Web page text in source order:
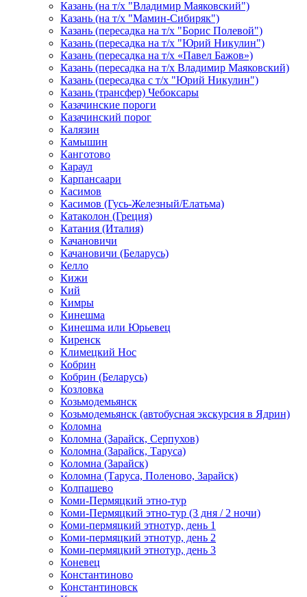
Казань (на т/х "Владимир Маяковский")
Казань (на т/х "Мамин-Сибиряк")
Казань (пересадка на т/х "Борис Полевой")
Казань (пересадка на т/х "Юрий Никулин")
Казань (пересадка на т/х «Павел Бажов»)
Казань (пересадка на т/х Владимир Маяковский)
Казань (пересадка с т/х "Юрий Никулин")
Казань (трансфер) Чебоксары
Казачинские пороги
Казачинский порог
Калязин
Камышин
Канготово
Караул
Карпансаари
Касимов
Касимов (Гусь-Железный/Елатьма)
Катаколон (Греция)
Катания (Италия)
Качановичи
Качановичи (Беларусь)
Келло
Кижи
Кий
Кимры
Кинешма
Кинешма или Юрьевец
Киренск
Климецкий Нос
Кобрин
Кобрин (Беларусь)
Козловка
Козьмодемьянск
Козьмодемьянск (автобусная экскурсия в Ядрин)
Коломна
Коломна (Зарайск, Серпухов)
Коломна (Зарайск, Таруса)
Коломна (Зарайск)
Коломна (Таруса, Поленово, Зарайск)
Колпашево
Коми-Пермяцкий этно-тур
Коми-Пермяцкий этно-тур (3 дня / 2 ночи)
Коми-пермяцкий этнотур, день 1
Коми-пермяцкий этнотур, день 2
Коми-пермяцкий этнотур, день 3
Коневец
Константиново
Константиновск